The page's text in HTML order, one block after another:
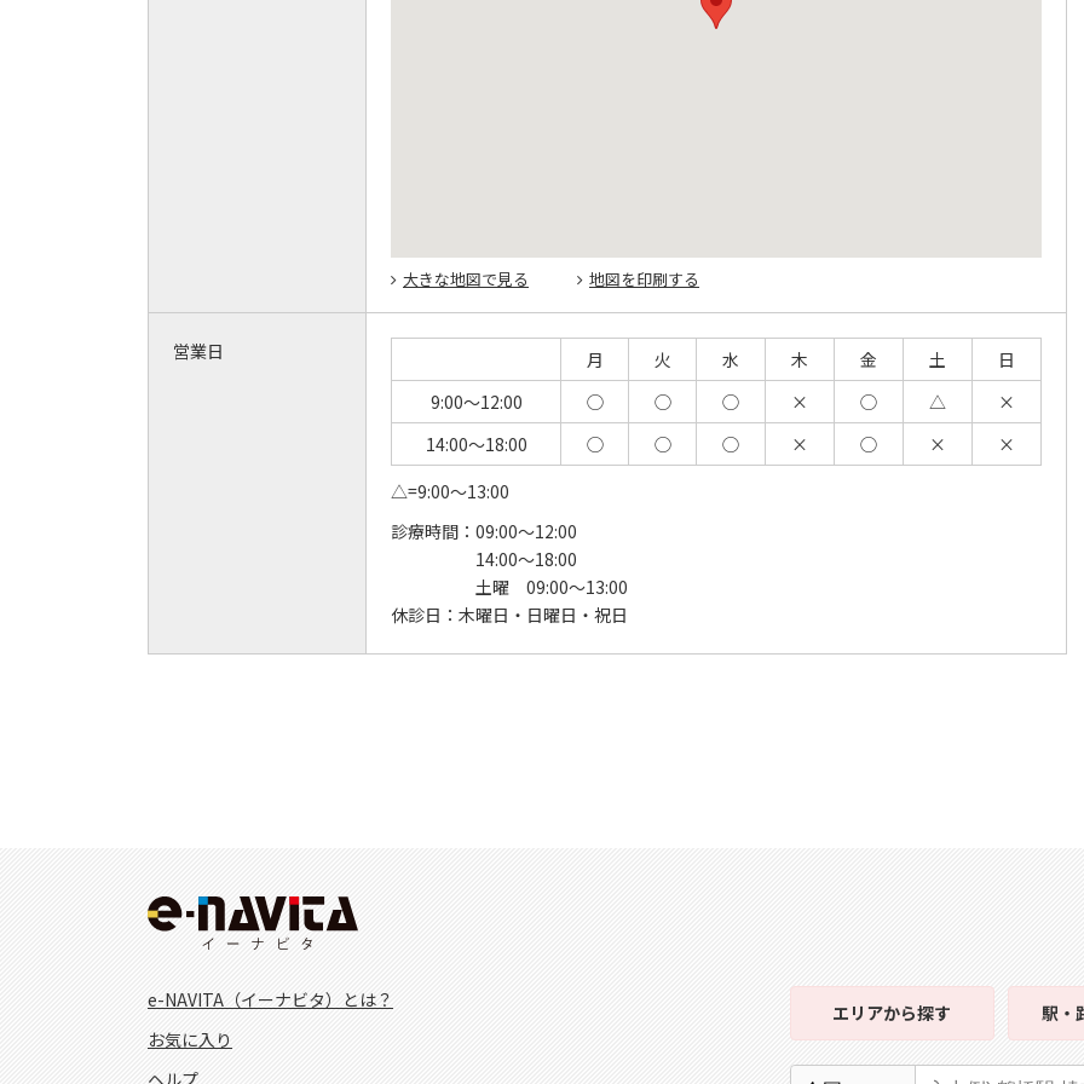
大きな地図で見る 地図を印刷する
営業日 月 火 水 木 金 土
日
9:00～12:00
◯ ◯ ◯ × ◯ △
×
14:00～18:00
◯ ◯ ◯ × ◯ ×
×
△=9:00～13:00
診療時間： 09:00～12:00
14:00～18:00
土曜 09:00～13:00
休診日： 木曜日・日曜日・祝日
e-NAVITA（イーナビタ）とは？
お気に入り
ヘルプ
エリアから探す 駅・